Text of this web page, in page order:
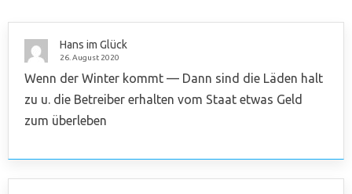
Hans im Glück
26. August 2020
Wenn der Winter kommt — Dann sind die Läden halt
zu u. die Betreiber erhalten vom Staat etwas Geld
zum überleben